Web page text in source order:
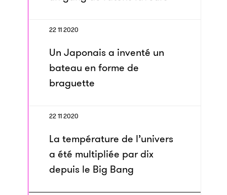
22 11 2020
Un Japonais a inventé un
bateau en forme de
braguette
22 11 2020
La température de l’univers
a été multipliée par dix
depuis le Big Bang